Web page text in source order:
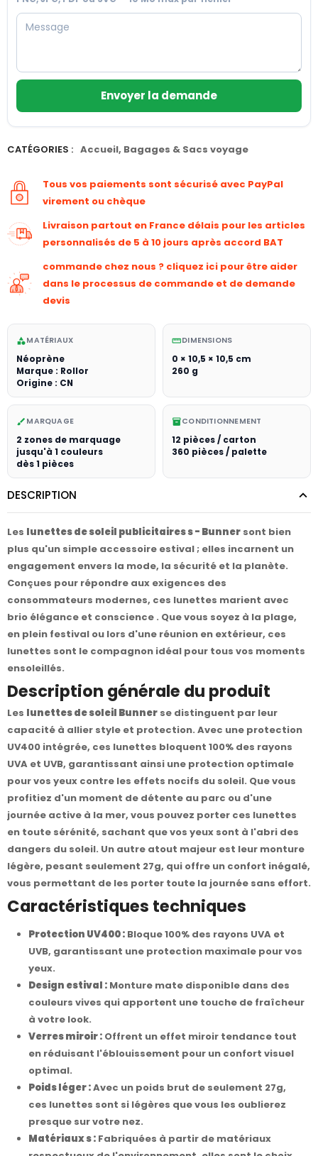
Envoyer la demande
CATÉGORIES : Accueil, Bagages & Sacs voyage
Tous vos paiements sont sécurisé avec PayPal
virement ou chèque
Livraison partout en France délais pour les articles
personnalisés de 5 à 10 jours après accord BAT
commande chez nous ? cliquez ici pour être aider
dans le processus de commande et de demande
devis
categoryMATÉRIAUX
Néoprène
Marque : Rollor
Origine : CN
straightenDIMENSIONS
0 × 10,5 × 10,5 cm
260 g
brush MARQUAGE
2 zones de marquage
jusqu'à 1 couleurs
dès 1 pièces
inventory_2CONDITIONNEMENT
12 pièces / carton
360 pièces / palette
DESCRIPTION
Les lunettes de soleil publicitaires s - Bunner sont bien
plus qu'un simple accessoire estival ; elles incarnent un
engagement envers la mode, la sécurité et la planète.
Conçues pour répondre aux exigences des
consommateurs modernes, ces lunettes marient avec
brio élégance et conscience . Que vous soyez à la plage,
en plein festival ou lors d'une réunion en extérieur, ces
lunettes sont le compagnon idéal pour tous vos moments
ensoleillés.
Description générale du produit
Les lunettes de soleil Bunner se distinguent par leur
capacité à allier style et protection. Avec une protection
UV400 intégrée, ces lunettes bloquent 100% des rayons
UVA et UVB, garantissant ainsi une protection optimale
pour vos yeux contre les effets nocifs du soleil. Que vous
profitiez d'un moment de détente au parc ou d'une
journée active à la mer, vous pouvez porter ces lunettes
en toute sérénité, sachant que vos yeux sont à l'abri des
dangers du soleil. Un autre atout majeur est leur monture
légère, pesant seulement 27g, qui offre un confort inégalé,
vous permettant de les porter toute la journée sans effort.
Caractéristiques techniques
Protection UV400 : Bloque 100% des rayons UVA et
UVB, garantissant une protection maximale pour vos
yeux.
Design estival : Monture mate disponible dans des
couleurs vives qui apportent une touche de fraîcheur
à votre look.
Verres miroir : Offrent un effet miroir tendance tout
en réduisant l'éblouissement pour un confort visuel
optimal.
Poids léger :Avec un poids brut de seulement 27g,
ces lunettes sont si légères que vous les oublierez
presque sur votre nez.
Matériaux s : Fabriquées à partir de matériaux